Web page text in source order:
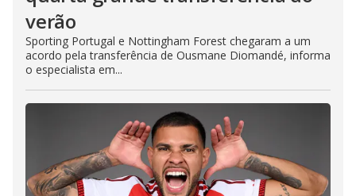
verão
Sporting Portugal e Nottingham Forest chegaram a um
acordo pela transferência de Ousmane Diomandé, informa
o especialista em...